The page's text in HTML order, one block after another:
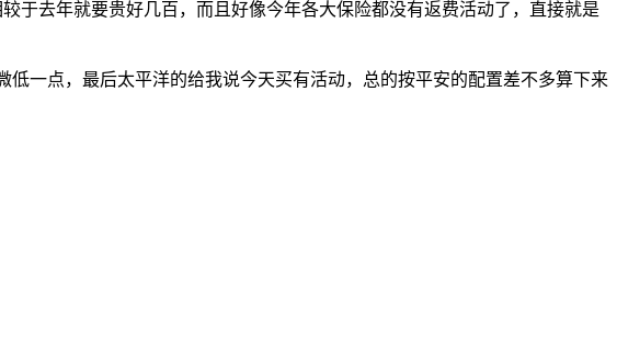
于去年就要贵好几百，而且好像今年各大保险都没有返费活动了，直接就是
一点，最后太平洋的给我说今天买有活动，总的按平安的配置差不多算下来